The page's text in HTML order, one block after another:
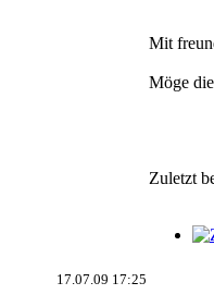
Mit
Möge
Zuletzt
17.07.09 17:25